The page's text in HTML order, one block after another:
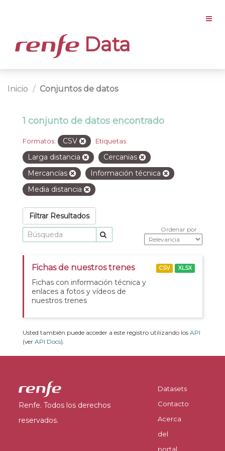
Data
Inicio Conjuntos de datos
1 conjunto de datos encontrado
Formatos: CSV Etiquetas:
Larga distancia
Cercanias
Mercancías
Información técnica
Media distancia
Filtrar Resultados
Ordenar por
Fichas de nuestros trenes
Fichas con información técnica y
enlaces a fotos y vídeos de
nuestros trenes
CSV XLSX
Usted también puede acceder a este registro utilizando los API
(ver API Docs).
Renfe. Todos los derechos
reservados.
Datasets
Contacto
Acerca
del
portal